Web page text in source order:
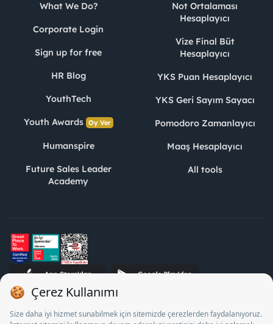
What We Do?
Corporate Login
Sign up for free
HR Blog
YouthTech
Youth Awards Oy Ver
Humanspire
Future Sales Leader
Academy
Not Ortalaması
Hesaplayıcı
Vize Final Büt
Hesaplayıcı
YKS Puan Hesaplayıcı
YKS Geri Sayım Sayacı
Pomodoro Zamanlayıcı
Maaş Hesaplayıcı
All tools